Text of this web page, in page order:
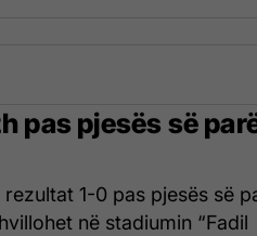
pas pjesës së
1-0 pas pjesës së
në stadiumin “Fadil